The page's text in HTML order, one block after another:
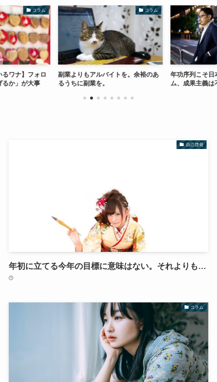
コラム
ワナ】フォロ
か」が大事
コラム
副業よりもアルバイトを。余裕のあ
るうちに副業を。
年功序列こそ日
ム、成果主義は
自己啓発
年初に立てる今年の目標に意味はない。それよりも…
コラム